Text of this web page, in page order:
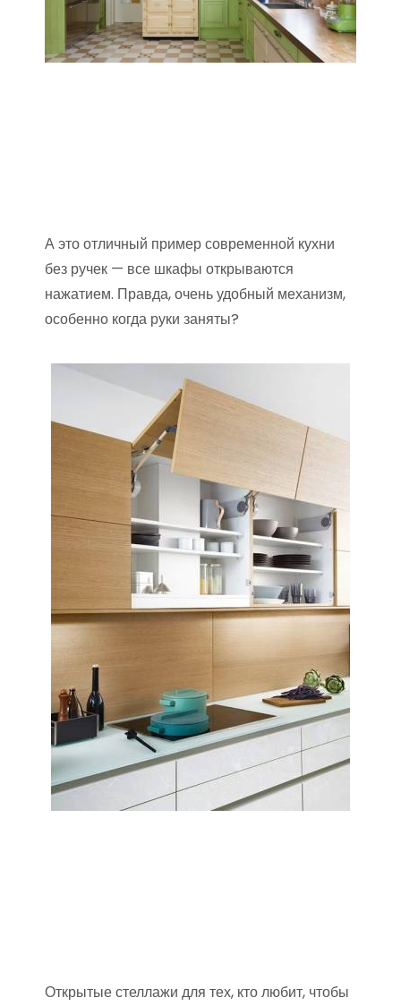
А это отличный пример современной кухни
без ручек — все шкафы открываются
нажатием. Правда, очень удобный механизм,
особенно когда руки заняты?
Открытые стеллажи для тех, кто любит, чтобы